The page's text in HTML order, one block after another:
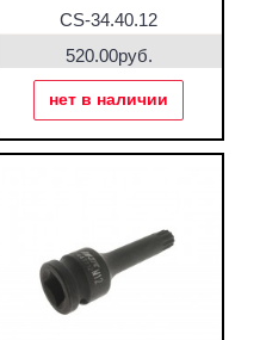
CS-34.40.12
520.00руб.
нет в наличии